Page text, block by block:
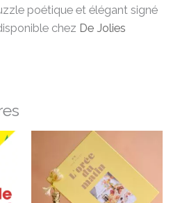
poétique et élégant signé
chez De Jolies